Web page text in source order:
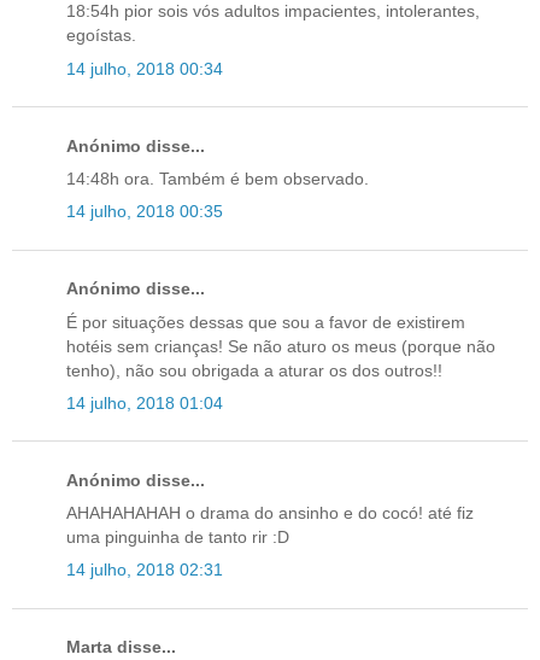
18:54h pior sois vós adultos impacientes, intolerantes,
egoístas.
14 julho, 2018 00:34
Anónimo disse...
14:48h ora. Também é bem observado.
14 julho, 2018 00:35
Anónimo disse...
É por situações dessas que sou a favor de existirem
hotéis sem crianças! Se não aturo os meus (porque não
tenho), não sou obrigada a aturar os dos outros!!
14 julho, 2018 01:04
Anónimo disse...
AHAHAHAHAH o drama do ansinho e do cocó! até fiz
uma pinguinha de tanto rir :D
14 julho, 2018 02:31
Marta disse...